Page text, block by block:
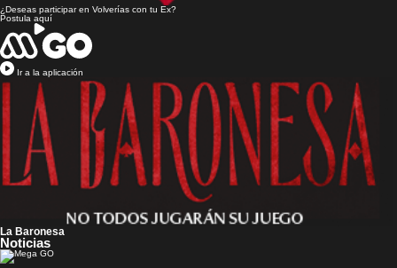
¿Deseas participar en Volverías con tu Ex?
Postula aquí
Ir a la aplicación
La Baronesa
Noticias